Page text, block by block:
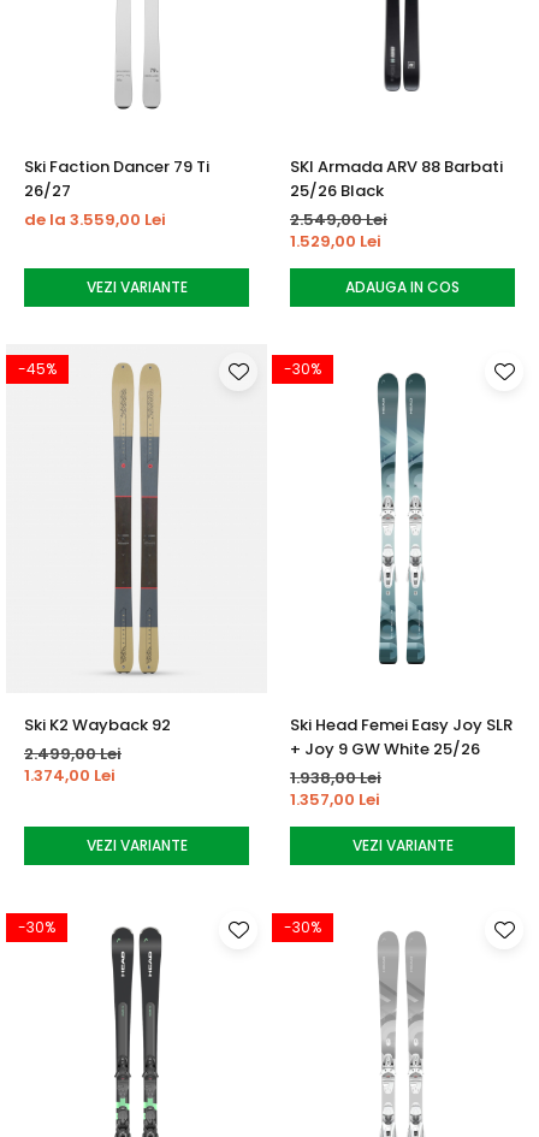
Ski Faction Dancer 79 Ti
26/27
de la 3.559,00 Lei
VEZI VARIANTE
SKI Armada ARV 88 Barbati
25/26 Black
2.549,00 Lei
1.529,00 Lei
ADAUGA IN COS
-45%
Ski K2 Wayback 92
2.499,00 Lei
1.374,00 Lei
VEZI VARIANTE
-30%
Ski Head Femei Easy Joy SLR
+ Joy 9 GW White 25/26
1.938,00 Lei
1.357,00 Lei
VEZI VARIANTE
-30% -30%